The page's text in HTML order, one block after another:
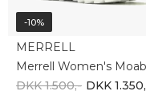
-10%
MERRELL
DKK 1.500,- DKK